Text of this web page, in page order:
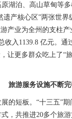
湖泊、高山草甸等
遗产核心区”两张世
产业为全州的支柱
收入1139.8 亿元。
让更多群众吃上了“
旅游服务设施不断
的短板。“十三五”
，共推进20多个旅